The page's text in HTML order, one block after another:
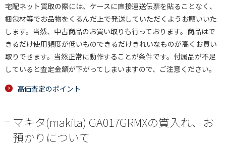
宅配ネット買取の際には、ケースに直接運送伝票を貼ることなく、
梱包材等でお品物をくるんだ上で発送していただくようお願いいた
します。当然、中古商品のお買い取りも行っております。商品はで
きるだけ使用頻度が低いものできるだけきれいなものが高くお買い
取りできます。当然正常に動作することが条件です。付属品が不足
していると査定金額が下がってしまいますので、ご注意ください。
高価査定のポイント
マキタ(makita) GA017GRMXの質入れ、お
預かりについて